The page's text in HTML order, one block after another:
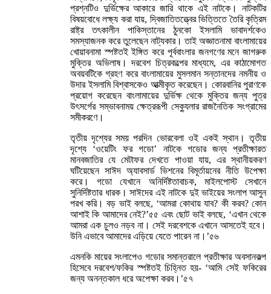
প্রশ্নটিও দুর্ভিক্ষের আকারে জারি থাকে এই নাটকে। নাটকটির
বিষয়বোধে লক্ষ্য করা যায়, দ্বিজাতিতত্ত্বের ভিত্তিতে তৈরি কৃত্রিম
রাষ্ট্র তৎকালীন পাকিস্তানের ঠুনকো ইসলামি ভাবাদর্শকেও
সমস্যাজনক করে তুলেছেন নাট্যকার। তাই অজ্ঞাতনামা বাংলামায়ের
খোয়াবনামা স্পষ্টতই ইঙ্গিত করে পূর্ববাংলার জনগণের মনে জাগরুক
মুক্তির অভিলাষ। দরবেশ চিত্রকল্পের মাধ্যমে, এর কাঠামোগত
অবয়বটিকে গ্রহণ করে বাংলামায়ের মুসলমান সন্তানদের নমনীয় ও
উদার ইসলামি বিশ্বাসকেও আত্মীকৃত করেছেন। কোরবানির পুরাণকে
প্রয়োগ করেছেন বাংলামায়ের দুর্ভিক্ষ থেকে মুক্তির জন্য পুত্র
উৎসর্গের সম্ভাবনাময় ক্ষেত্ররূপী সেক্যুলার রাজনৈতিক সংগ্রামের
সমীকরণে।
তৃতীয় দৃশ্যের সময় পরদিন ভোরবেলা ওই একই স্থান। তৃতীয়
দৃশ্যে ‘ওয়েটিং ফর গডো’ নাটকে গডোর জন্য প্রতীক্ষারত
মানবজাতির যে মেটাফর দেখতে পাওয়া যায়, এর স্থানীয়করণ
ঘটিয়েছেন সাঈদ অ্যাবসার্ড ভিশনের বিমূর্তায়নের নীতি উপেক্ষা
করে। গডো যেখানে অনির্দিষ্টতাবাচক, মাইলপোস্ট সেখানে
সুনির্দিষ্টতার ধারক। সাঈদের এই নাটকে দুই ভাইয়ের সংলাপ আসুন
পরখ করি। বড় ভাই বলছে, ‘আমরা কোথায় যাব? কী করব? কোন
আশাই কি আমাদের নেই?’৫৫ এবং ছোট ভাই বলছে, ‘এখান থেকে
আমরা এক চুলও নড়ব না। সেই দরবেশকে এখানে আসতেই হবে।
উনি এভাবে আমাদের এড়িয়ে যেতে পারেন না।’৫৬
এমনকি মায়ের সংলাপেও গডোর সমান্তরালে প্রতীক্ষার অবসানকল্প
হিসেবে দরবেশ/ফকির স্পষ্টতই চিহ্নিত হয়- ‘আমি সেই ফকিরের
জন্য অনন্তকাল ধরে অপেক্ষা করব।’৫৭